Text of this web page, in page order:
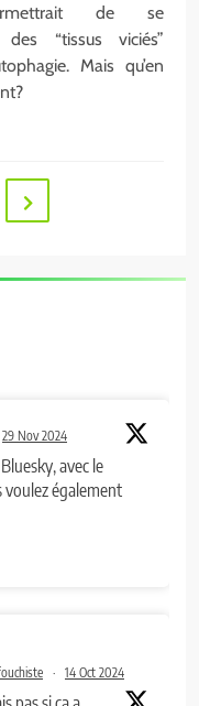
de se
des “tissus viciés”
Mais qu’en
29 Nov 2024
avec le
voulez également
· 14 Oct 2024